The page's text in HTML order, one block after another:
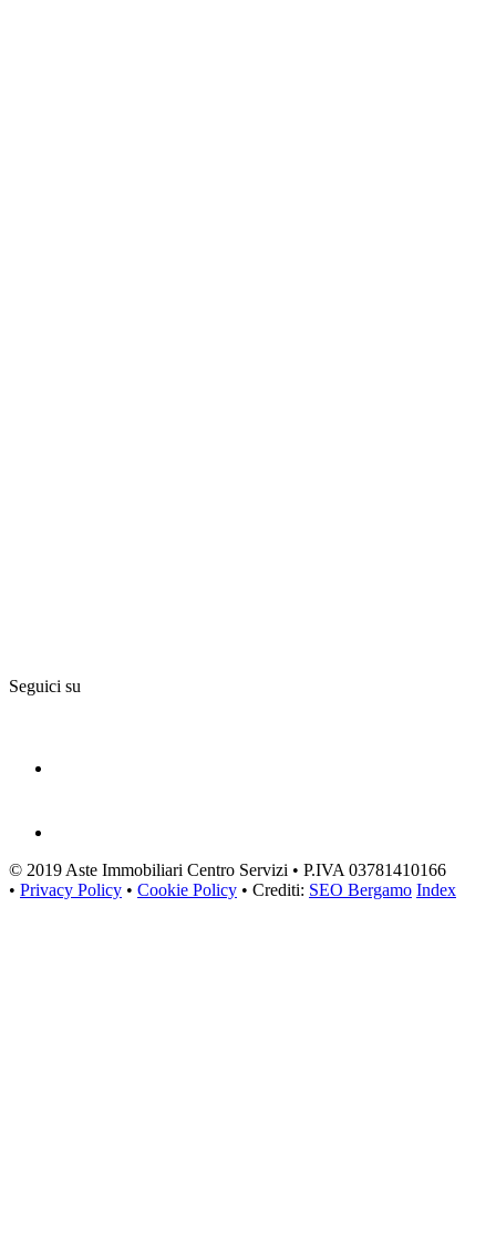
Seguici su
© 2019 Aste Immobiliari Centro Servizi • P.IVA 03781410166
• Privacy Policy • Cookie Policy • Crediti: SEO Bergamo Index